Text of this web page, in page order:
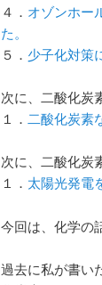
４． オゾンホー
た。
５． 少子化対策
次に、二酸化炭
１． 二酸化炭素
次に、二酸化炭
１． 太陽光発電
今回は、化学の
過去に私が書い